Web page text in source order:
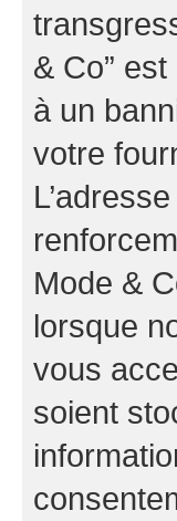
& Co”
à un
votre
Mode &
lorsque
vous
soient